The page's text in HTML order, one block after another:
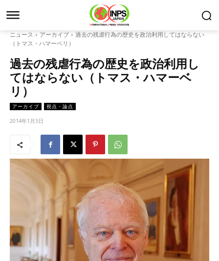
ニュース アーカイブ
過去の残虐行為の歴史を政治利用してはならない
（トマス・ハマーベリ）
過去の残虐行為の歴史を政治利用し
てはならない（トマス・ハマーベ
リ）
アーカイブ 視点・論点
2014年1月3日